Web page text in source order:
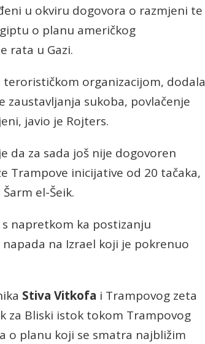
u okviru dogovora o razmjeni te
o planu američkog
rata u Gazi.
terorističkom organizacijom, dodala
zaustavljanja sukoba, povlačenje
javio je Rojters.
da za sada još nije dogovoren
Trampove inicijative od 20 tačaka,
el-Šeik.
napretkom ka postizanju
na Izrael koji je pokrenuo
Stiva Vitkofa i Trampovog zeta
za Bliski istok tokom Trampovog
o planu koji se smatra najbližim